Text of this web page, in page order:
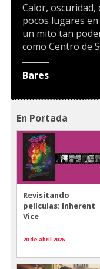
Calor,
pocos lugares
un mito tan
como Centro de
Bares
En Portada
Revisitando
películas: Inherent
Vice
20 de abril 2026